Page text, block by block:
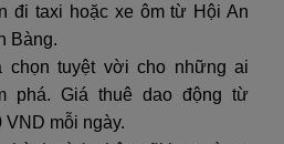
đi taxi hoặc xe ôm từ Hội An
Bàng.
chọn tuyệt vời cho những ai
phá. Giá thuê dao động từ
VND mỗi ngày.